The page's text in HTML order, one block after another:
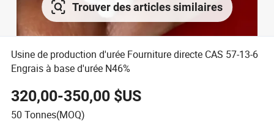
Trouver des articles similaires
Usine de production d'urée Fourniture directe CAS 57-13-6
Engrais à base d'urée N46%
320,00-350,00 $US
50 Tonnes(MOQ)